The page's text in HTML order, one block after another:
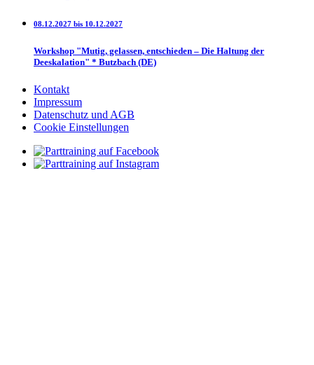
08.12.2027 bis 10.12.2027
Workshop "Mutig, gelassen, entschieden – Die Haltung der
Deeskalation" * Butzbach (DE)
Kontakt
Impressum
Datenschutz und AGB
Cookie Einstellungen